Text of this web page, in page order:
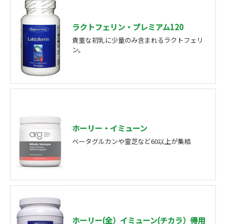
ラクトフェリン・プレミアム120
貴重な初乳に少量のみ含まれるラクトフェリ
ン。
ホーリー・イミューン
ベータグルカンや霊芝など60以上が集結
ホーリー(全）イミューン(チカラ）得用